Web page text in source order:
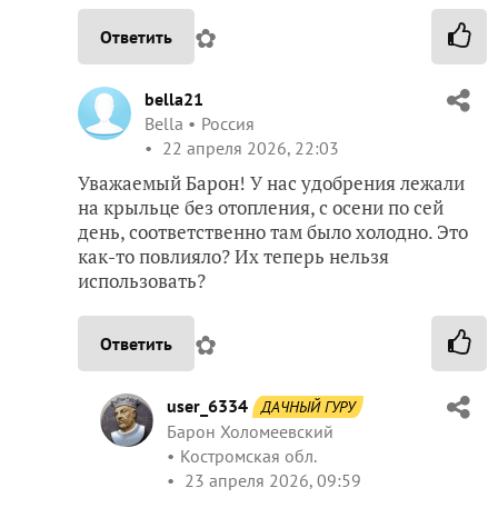
Ответить ✿
bella21
Bella
Россия
22 апреля 2026, 22:03
Уважаемый Барон! У нас удобрения лежали
на крыльце без отопления, с осени по сей
день, соответственно там было холодно. Это
как-то повлияло? Их теперь нельзя
использовать?
Ответить ✿
user_6334 ДАЧНЫЙ ГУРУ
Барон Холомеевский
Костромская обл.
23 апреля 2026, 09:59